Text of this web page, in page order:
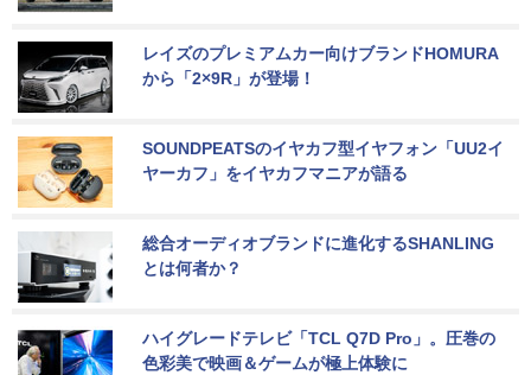
レイズのプレミアムカー向けブランドHOMURA
から「2×9R」が登場！
SOUNDPEATSのイヤカフ型イヤフォン「UU2イ
ヤーカフ」をイヤカフマニアが語る
総合オーディオブランドに進化するSHANLING
とは何者か？
ハイグレードテレビ「TCL Q7D Pro」。圧巻の
色彩美で映画＆ゲームが極上体験に